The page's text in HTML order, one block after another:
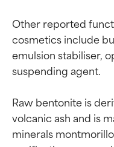
Other reported
cosmetics include
emulsion stabiliser,
suspending agent.
Raw bentonite is
volcanic ash and is
minerals